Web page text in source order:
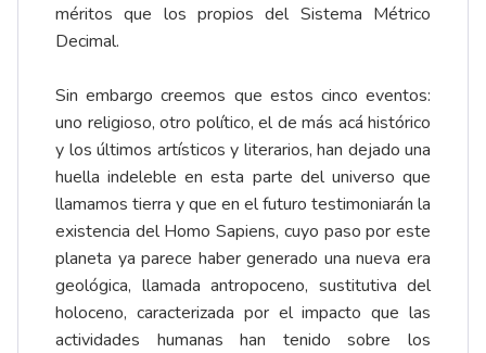
méritos que los propios del Sistema Métrico
Decimal.
Sin embargo creemos que estos cinco eventos:
uno religioso, otro político, el de más acá histórico
y los últimos artísticos y literarios, han dejado una
huella indeleble en esta parte del universo que
llamamos tierra y que en el futuro testimoniarán la
existencia del Homo Sapiens, cuyo paso por este
planeta ya parece haber generado una nueva era
geológica, llamada antropoceno, sustitutiva del
holoceno, caracterizada por el impacto que las
actividades humanas han tenido sobre los